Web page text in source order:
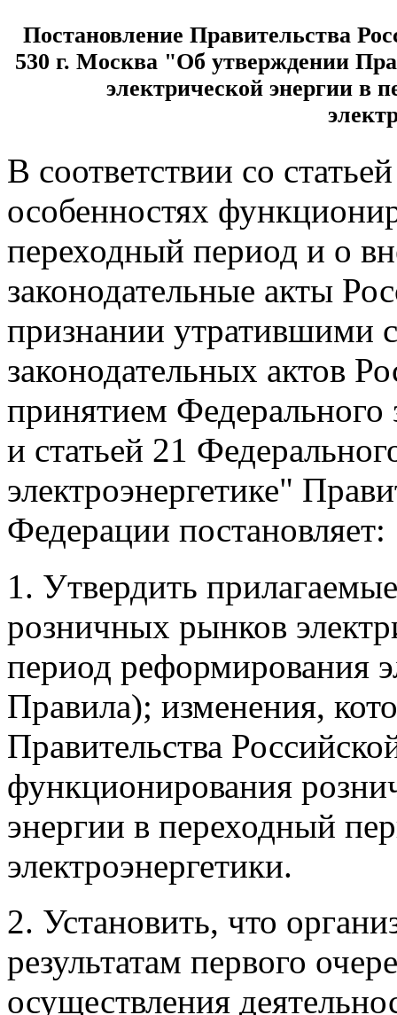
Постановление Правительства
530 г. Москва "Об утверждении
электрической энергии в
В соответствии со
особенностях
переходный период и о
законодательные акты
признании утратившими
законодательных актов
принятием Федерального
и статьей 21
электроэнергетике"
Федерации постановляет:
1. Утвердить
розничных рынков
период реформирования
Правила); изменения,
Правительства
функционирования
энергии в переходный
электроэнергетики.
2. Установить, что
результатам первого
осуществления